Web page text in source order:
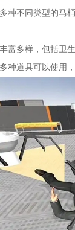
种不同类型的马
富多样，包括卫
种道具可以使用